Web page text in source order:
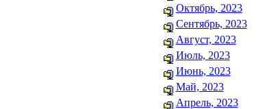
Октябрь, 2023
Сентябрь, 2023
Август, 2023
Июль, 2023
Июнь, 2023
Май, 2023
Апрель, 2023